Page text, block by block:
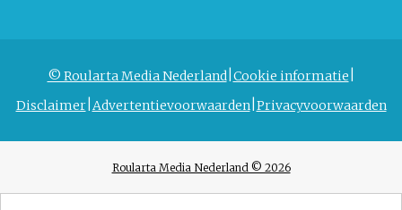
© Roularta Media Nederland Cookie informatie
Disclaimer Advertentievoorwaarden Privacyvoorwaarden
Roularta Media Nederland © 2026